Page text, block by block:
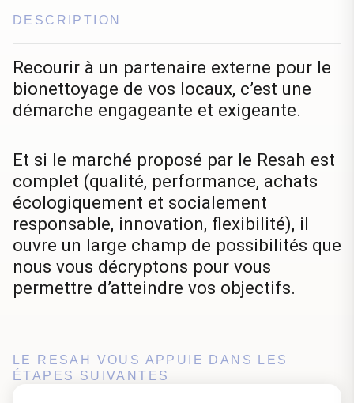
DESCRIPTION
Recourir à un partenaire externe pour le
bionettoyage de vos locaux, c’est une
démarche engageante et exigeante.
Et si le marché proposé par le Resah est
complet (qualité, performance, achats
écologiquement et socialement
responsable, innovation, flexibilité), il
ouvre un large champ de possibilités que
nous vous décryptons pour vous
permettre d’atteindre vos objectifs.
LE RESAH VOUS APPUIE DANS LES
ÉTAPES SUIVANTES